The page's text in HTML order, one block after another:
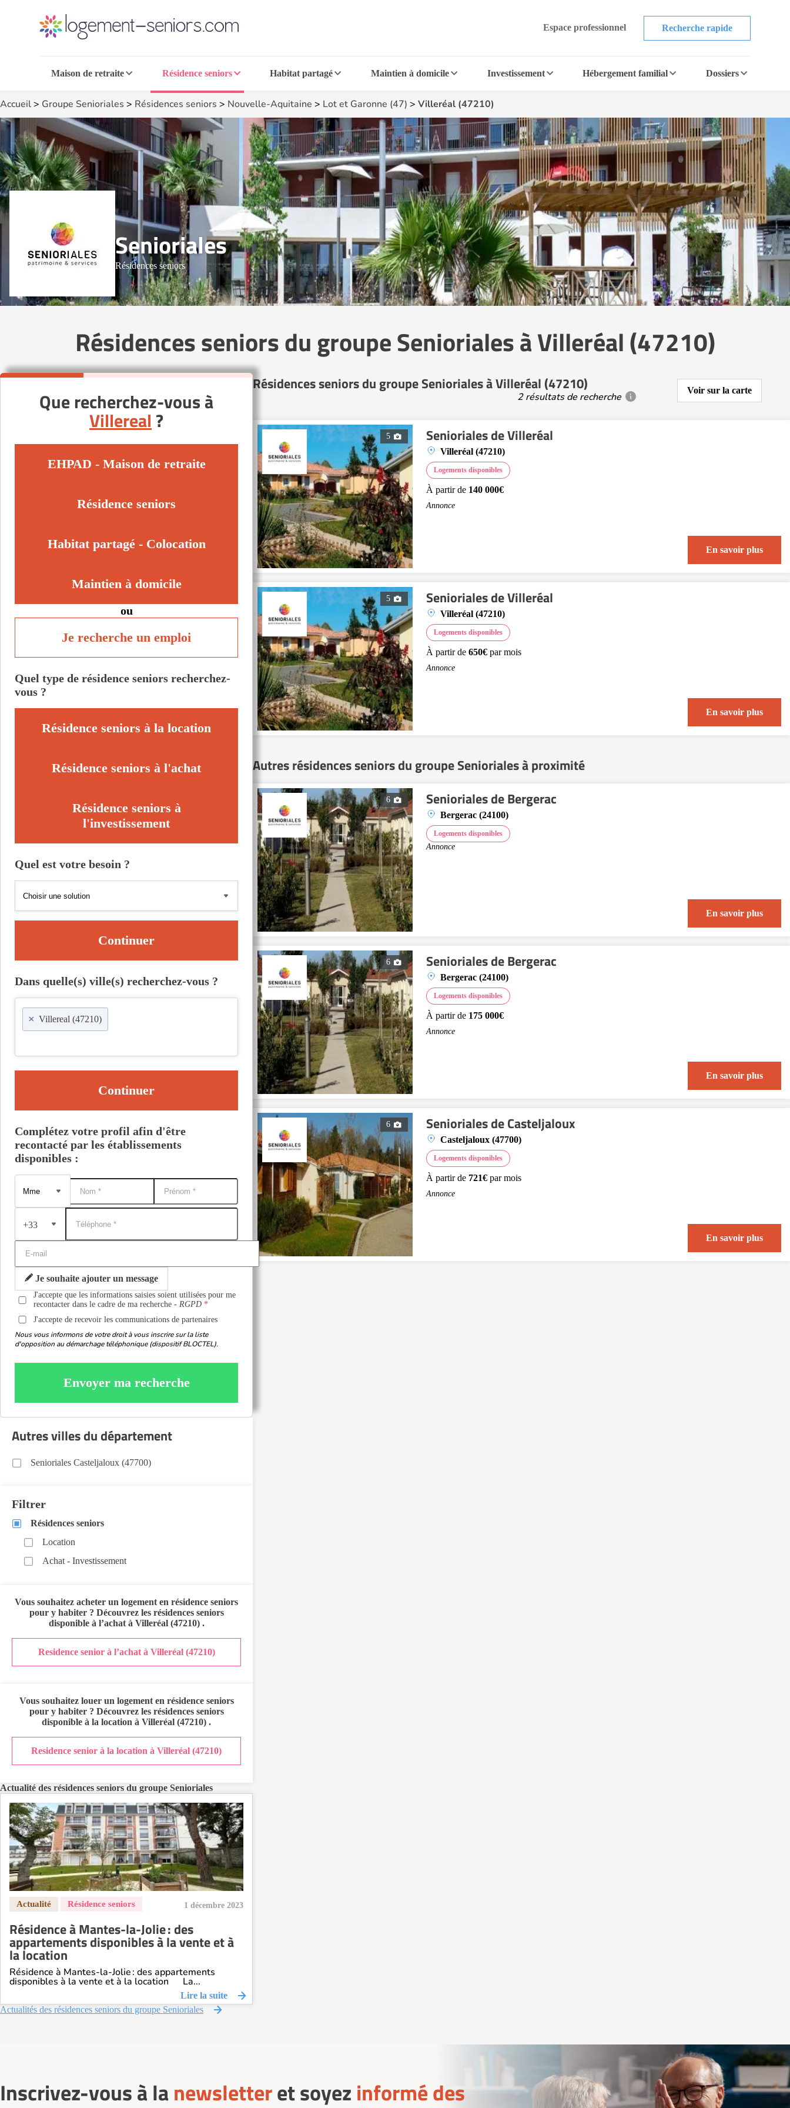
Espace professionnel Recherche rapide
Maison de retraite Résidence seniors Habitat partagé Maintien à domicile Investissement Hébergement familial Dossiers
Accueil> Groupe Senioriales > Résidences seniors > Nouvelle-Aquitaine > Lot et Garonne (47) > Villeréal (47210)
Senioriales
Résidences seniors
Résidences seniors du groupe Senioriales à Villeréal (47210)
Résidences seniors du groupe Senioriales à Villeréal (47210)
2 résultats de recherche
Voir sur la carte
5 Senioriales de Villeréal
Villeréal (47210)
Logements disponibles
À partir de 140 000€
Annonce
En savoir plus
5 Senioriales de Villeréal
Villeréal (47210)
Logements disponibles
À partir de 650€ par mois
Annonce
En savoir plus
Autres résidences seniors du groupe Senioriales à proximité
6 Senioriales de Bergerac
Bergerac (24100)
Logements disponibles
Annonce
En savoir plus
6 Senioriales de Bergerac
Bergerac (24100)
Logements disponibles
À partir de 175 000€
Annonce
En savoir plus
6 Senioriales de Casteljaloux
Casteljaloux (47700)
Logements disponibles
À partir de 721€ par mois
Annonce
En savoir plus
Que recherchez-vous à
Villereal ?
EHPAD - Maison de retraite
Résidence seniors
Habitat partagé - Colocation
Maintien à domicile
ou
Je recherche un emploi
Quel type de résidence seniors recherchez-
vous ?
Résidence seniors à la location
Résidence seniors à l'achat
Résidence seniors à
l'investissement
Quel est votre besoin ?
Continuer
Dans quelle(s) ville(s) recherchez-vous ?
× Villereal (47210)
Continuer
Complétez votre profil afin d'être
recontacté par les établissements
disponibles :
+33
Je souhaite ajouter un message
J'accepte que les informations saisies soient utilisées pour me
recontacter dans le cadre de ma recherche -RGPD
J'accepte de recevoir les communications de partenaires
Nous vous informons de votre droit à vous inscrire sur la liste
d'opposition au démarchage téléphonique (dispositif BLOCTEL).
Envoyer ma recherche
Autres villes du département
Senioriales Casteljaloux (47700)
Filtrer
Résidences seniors
Location
Achat - Investissement
Vous souhaitez acheter un logement en résidence seniors
pour y habiter ? Découvrez les résidences seniors
disponible à l’achat à Villeréal (47210).
Residence senior à l’achat à Villeréal (47210)
Vous souhaitez louer un logement en résidence seniors
pour y habiter ? Découvrez les résidences seniors
disponible à la location à Villeréal (47210) .
Residence senior à la location à Villeréal (47210)
Actualité des résidences seniors du groupe Senioriales
1 décembre 2023
Résidence à Mantes-la-Jolie : des
appartements disponibles à la vente et à
la location
Résidence à Mantes-la-Jolie : des appartements
disponibles à la vente et à la location La...
Lire la suite
Actualités des résidences seniors du groupe Senioriales
Inscrivez-vous à lanewsletteret soyez informé des